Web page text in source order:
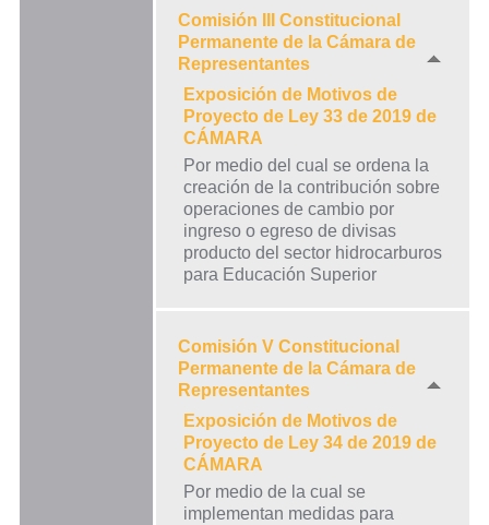
Comisión III Constitucional
Permanente de la Cámara de
Representantes
Exposición de Motivos de
Proyecto de Ley 33 de 2019 de
CÁMARA
Por medio del cual se ordena la
creación de la contribución sobre
operaciones de cambio por
ingreso o egreso de divisas
producto del sector hidrocarburos
para Educación Superior
Comisión V Constitucional
Permanente de la Cámara de
Representantes
Exposición de Motivos de
Proyecto de Ley 34 de 2019 de
CÁMARA
Por medio de la cual se
implementan medidas para